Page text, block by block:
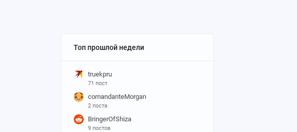
Топ прошлой недели
truekpru
71 пост
comandanteMorgan
2 поста
BringerOfShiza
9 постов